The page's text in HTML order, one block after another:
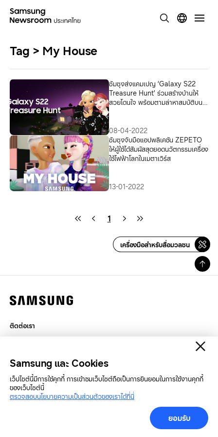
Tag > My House
ซัมซุงส่งแคมเปญ ‘Galaxy S22
Treasure Hunt’ ร่วมสร้างบ้านให้
สวยโดนใจ พร้อมตามล่าหาสมบัติบนเม
08-04-2022
ซัมซุงจับมือแอปพลิเคชัน ZEPETO
ให้ผู้ใช้ได้สัมผัสสุดยอดนวัตกรรมเครื่อง
ใช้ไฟฟ้าโลกในเมตาเวิร์ส
13-01-2022
1
เครื่องมือสำหรับสื่อมวลชน
ติดต่อเรา
SAMSUNG.COM
Copyright© SAMSUNG All Rights Reserved.
Samsung และ Cookies
เว็ปไซต์นี้มีการใช้คุกกี้ การเข้าชมเว็บไซต์ถือเป็นการยินยอมในการใช้งานคุกกี้
ของเว็บไซต์นี้
ตรวจสอบนโยบายความเป็นส่วนตัวของเราได้ที่นี่
ยอมรับ